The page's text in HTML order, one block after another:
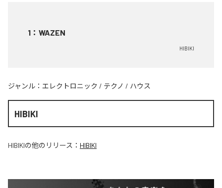
1 ： WAZEN
HIBIKI
ジャンル： エレクトロニック / テクノ / ハウス
HIBIKI
HIBIKIの他のリリース： HIBIKI